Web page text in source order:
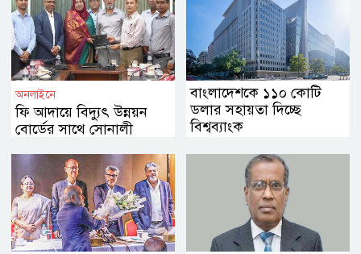
অনলাইনে
ফি আদায়ে বিদ্যুৎ উন্নয়ন
বোর্ডের সাথে সোনালী
বাংলাদেশকে ১১০ কোটি
ডলার সহায়তা দিচ্ছে
বিশ্বব্যাংক